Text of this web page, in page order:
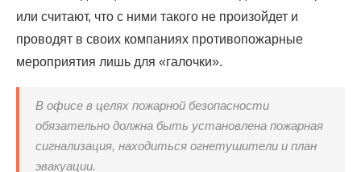
или считают, что с ними такого не произойдет и
проводят в своих компаниях противопожарные
мероприятия лишь для «галочки».
В офисе в целях пожарной безопасности
обязательно должна быть установлена пожарная
сигнализация, находиться огнетушители и план
эвакуации.